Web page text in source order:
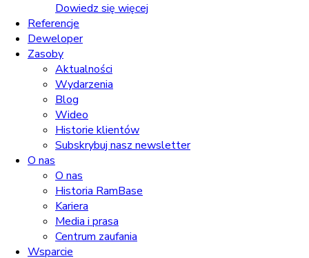
Dowiedz się więcej
Referencje
Deweloper
Zasoby
Aktualności
Wydarzenia
Blog
Wideo
Historie klientów
Subskrybuj nasz newsletter
O nas
O nas
Historia RamBase
Kariera
Media i prasa
Centrum zaufania
Wsparcie